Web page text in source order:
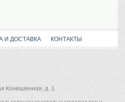
И ДОСТАВКА КОНТАКТЫ
Конюшенная, д. 1